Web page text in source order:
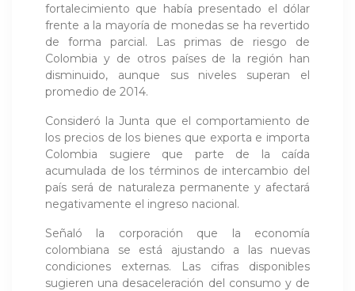
fortalecimiento que había presentado el dólar
frente a la mayoría de monedas se ha revertido
de forma parcial. Las primas de riesgo de
Colombia y de otros países de la región han
disminuido, aunque sus niveles superan el
promedio de 2014.
Consideró la Junta que el comportamiento de
los precios de los bienes que exporta e importa
Colombia sugiere que parte de la caída
acumulada de los términos de intercambio del
país será de naturaleza permanente y afectará
negativamente el ingreso nacional.
Señaló la corporación que la economía
colombiana se está ajustando a las nuevas
condiciones externas. Las cifras disponibles
sugieren una desaceleración del consumo y de